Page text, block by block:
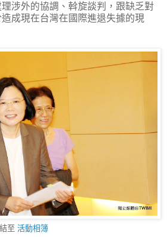
涉外的協調、斡旋談判，跟缺乏對
成現在台灣在國際進退失據的現
至 活動相簿